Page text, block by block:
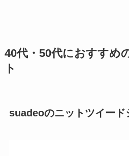
40代・50代におすすめ
ト
suadeoのニットツイード